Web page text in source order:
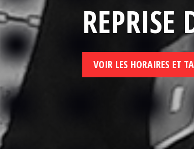
VOIR LES HORAIRES ET